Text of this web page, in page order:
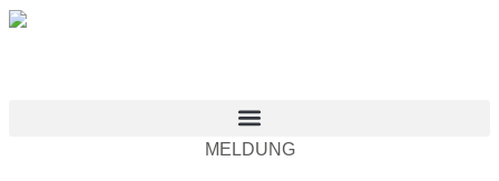
MELDUNG